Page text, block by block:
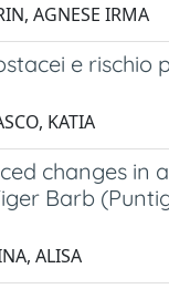
AGNESE IRMA
e rischio
KATIA
changes in
Barb
ALISA